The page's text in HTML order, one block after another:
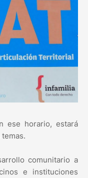
ese horario, estará
comunitario a
e instituciones